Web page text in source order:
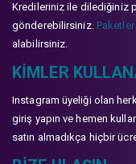
Kredileriniz ile dilediğiniz
gönderebilirsiniz. Paketler
alabilirsiniz.
KIMLER
Instagram üyeliği olan
giriş yapın ve hemen
satın almadıkça hiçbir